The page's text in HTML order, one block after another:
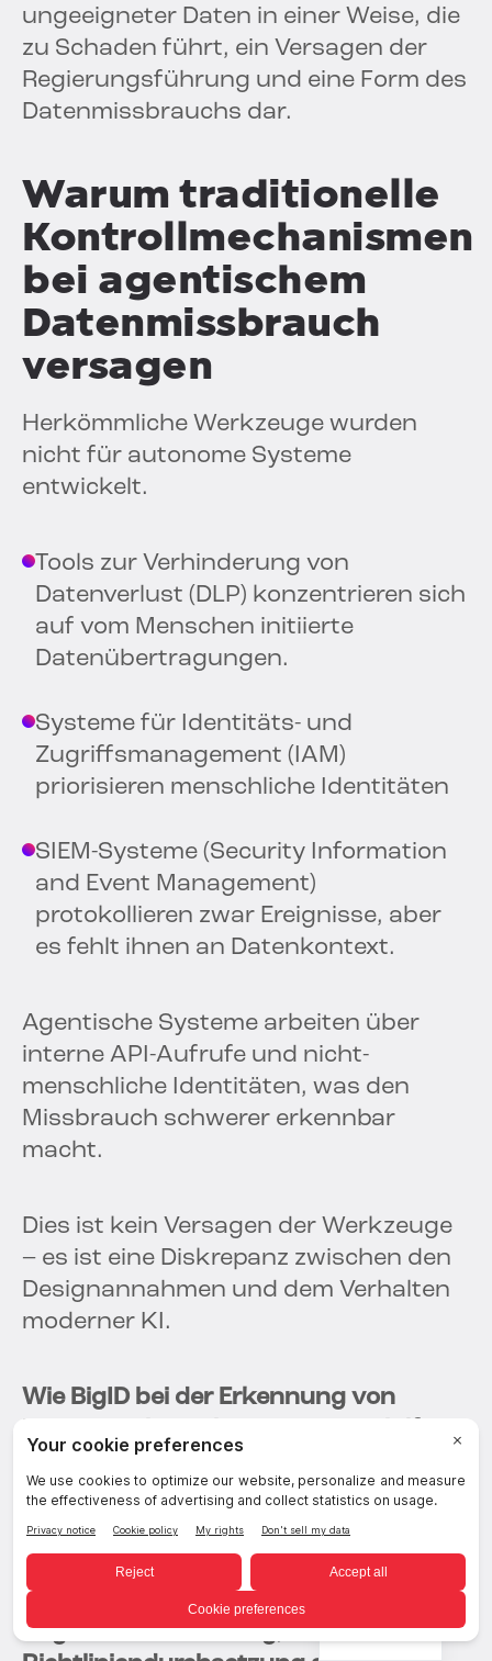
ungeeigneter Daten in einer Weise, die
zu Schaden führt, ein Versagen der
Regierungsführung und eine Form des
Datenmissbrauchs dar.
Warum traditionelle
Kontrollmechanismen
bei agentischem
Datenmissbrauch
versagen
Herkömmliche Werkzeuge wurden
nicht für autonome Systeme
entwickelt.
Tools zur Verhinderung von
Datenverlust (DLP) konzentrieren sich
auf vom Menschen initiierte
Datenübertragungen.
Systeme für Identitäts- und
Zugriffsmanagement (IAM)
priorisieren menschliche Identitäten
SIEM-Systeme (Security Information
and Event Management)
protokollieren zwar Ereignisse, aber
es fehlt ihnen an Datenkontext.
Agentische Systeme arbeiten über
interne API-Aufrufe und nicht-
menschliche Identitäten, was den
Missbrauch schwerer erkennbar
macht.
Dies ist kein Versagen der Werkzeuge
– es ist eine Diskrepanz zwischen den
Designannahmen und dem Verhalten
moderner KI.
Wie BigID bei der Erkennung von
Erkennung und Prävention erfordern
das Zusammenwirken von vier Dingen:
Aufdeckung sensibler Daten,
identitätsbasierte
Zugriffsüberwachung,
German